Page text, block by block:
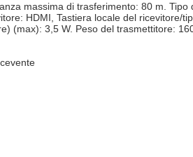
massima di trasferimento: 80 m. Tipo
HDMI, Tastiera locale del ricevitore/
(max): 3,5 W. Peso del trasmettitore: